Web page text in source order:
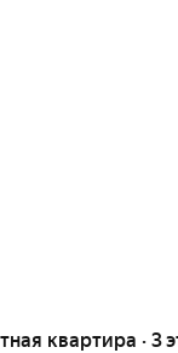
квартира · 3